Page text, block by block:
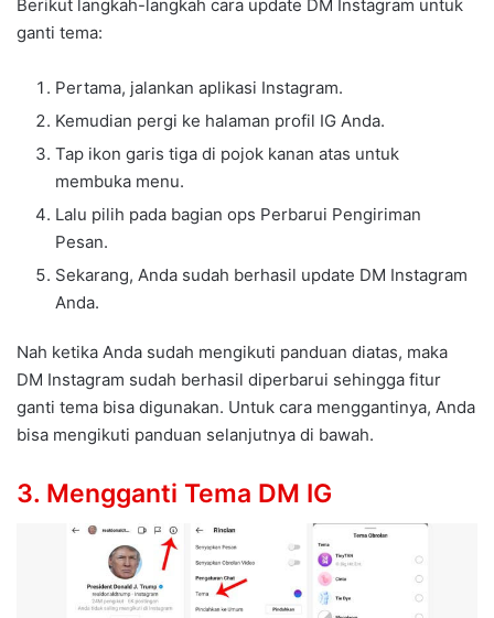
Berikut langkah-langkah cara update DM Instagram untuk
ganti tema:
Pertama, jalankan aplikasi Instagram.
Kemudian pergi ke halaman profil IG Anda.
Tap ikon garis tiga di pojok kanan atas untuk
membuka menu.
Lalu pilih pada bagian ops Perbarui Pengiriman
Pesan.
Sekarang, Anda sudah berhasil update DM Instagram
Anda.
Nah ketika Anda sudah mengikuti panduan diatas, maka
DM Instagram sudah berhasil diperbarui sehingga fitur
ganti tema bisa digunakan. Untuk cara menggantinya, Anda
bisa mengikuti panduan selanjutnya di bawah.
3. Mengganti Tema DM IG